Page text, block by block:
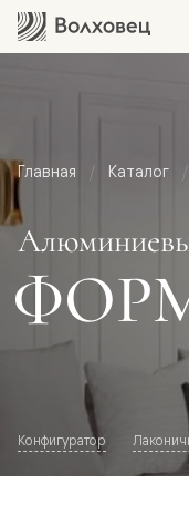
Главная Каталог
Конфигуратор